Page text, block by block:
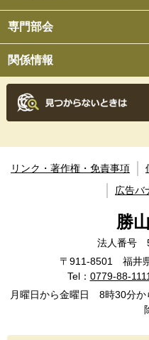
専門部会
関係情報
リンク・著作権・免責事項
広告バ
勝
法人番号
〒911-8501 福井
Tel： 0779-88-1111
月曜日から金曜日 8時30分か